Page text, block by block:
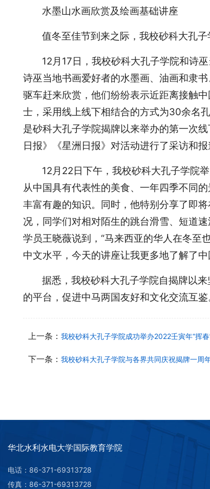
水墨山水画欣赏及绘画基础讲座
值冬至佳节到来之际，我校砂科大孔
12月17日，我校砂科大孔子学院和诗
诗巫当地书画爱好者的水墨画、油画和隶
驱车赶来欣赏，他们纷纷表示近距离接触
士，采用线上线下相结合的方式为30余名
是砂科大孔子学院揭牌以来举办的第一次
日报》《星洲日报》对活动进行了采访和报
12月22日下午，我校砂科大孔子学院
从中国具有代表性的美食、一年四季不同
丰富有趣的知识。同时，他特别分享了即
况，同学们对相对陌生的跳台滑雪、短道
学员王晓薇说到，“马来西亚的华人在冬至
中文水平，今天的讲座让我更多地了解了
据悉，我校砂科大孔子学院自揭牌以
的平台，促进中马两国友好和文化交流互鉴
上一条： 我校砂科大孔子学院成功举办2022壬寅年“挥春
下一条： 我校砂科大孔子学院与各界共同庆祝揭牌一周
华北水利水电大学国际教育学院
电话：86-371-69313728
传真：86-371-69313728